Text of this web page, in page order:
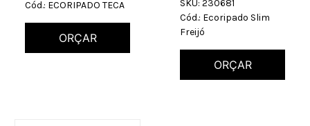
Cód.: ECORIPADO TECA
ORÇAR
SKU: 230681
Cód.: Ecoripado Slim
Freijó
ORÇAR